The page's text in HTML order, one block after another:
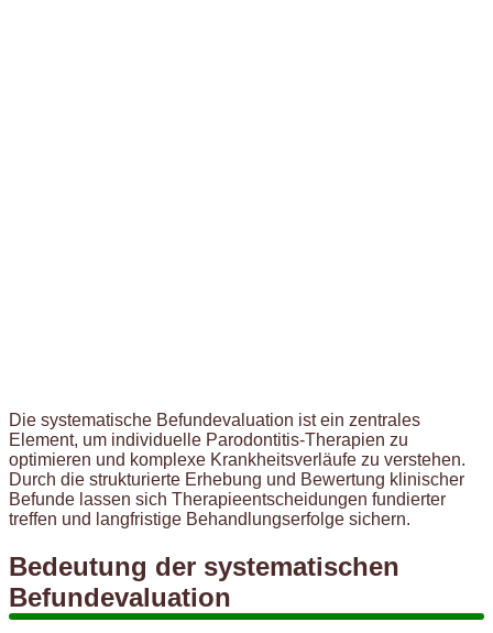
Die systematische Befundevaluation ist ein zentrales
Element, um individuelle Parodontitis-Therapien zu
optimieren und komplexe Krankheitsverläufe zu verstehen.
Durch die strukturierte Erhebung und Bewertung klinischer
Befunde lassen sich Therapieentscheidungen fundierter
treffen und langfristige Behandlungserfolge sichern.
Bedeutung der systematischen
Befundevaluation